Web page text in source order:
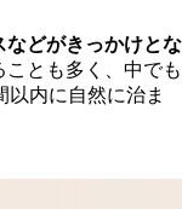
どがきっかけとな
とも多く、中でも
内に自然に治ま